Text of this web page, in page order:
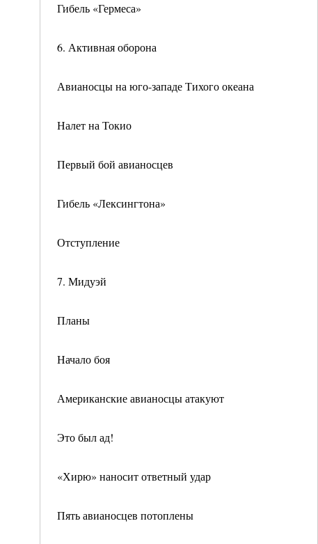
Гибель «Гермеса»
6. Активная оборона
Авианосцы на юго-западе Тихого океана
Налет на Токио
Первый бой авианосцев
Гибель «Лексингтона»
Отступление
7. Мидуэй
Планы
Начало боя
Американские авианосцы атакуют
Это был ад!
«Хирю» наносит ответный удар
Пять авианосцев потоплены